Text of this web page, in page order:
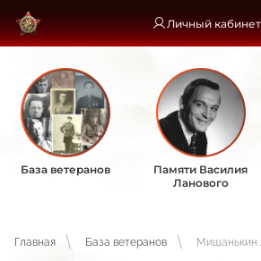
Личный кабинет
База ветеранов
Памяти Василия
Ланового
Главная База ветеранов Мишанькин